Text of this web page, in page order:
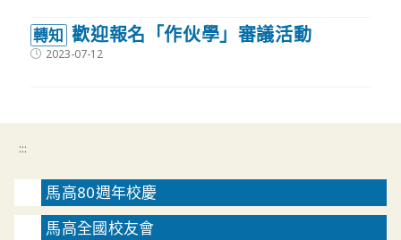
轉知 歡迎報名「作伙學」審議活動
Post2023-07-12
:::
馬高80週年校慶
馬高全國校友會